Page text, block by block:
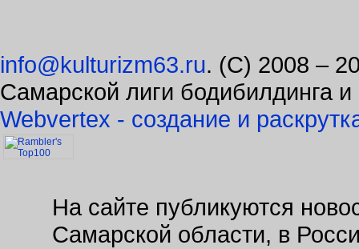
info@kulturizm63.ru. (C) 2008 –
Самарской лиги бодибилдинга
Webvertex - создание и
На сайте публикуются
Самарской области, в